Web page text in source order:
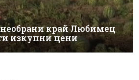
край Любимец
изкупни цени